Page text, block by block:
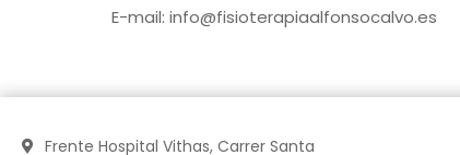
E-mail: info@fisioterapiaalfonsocalvo.es
Frente Hospital Vithas, Carrer Santa